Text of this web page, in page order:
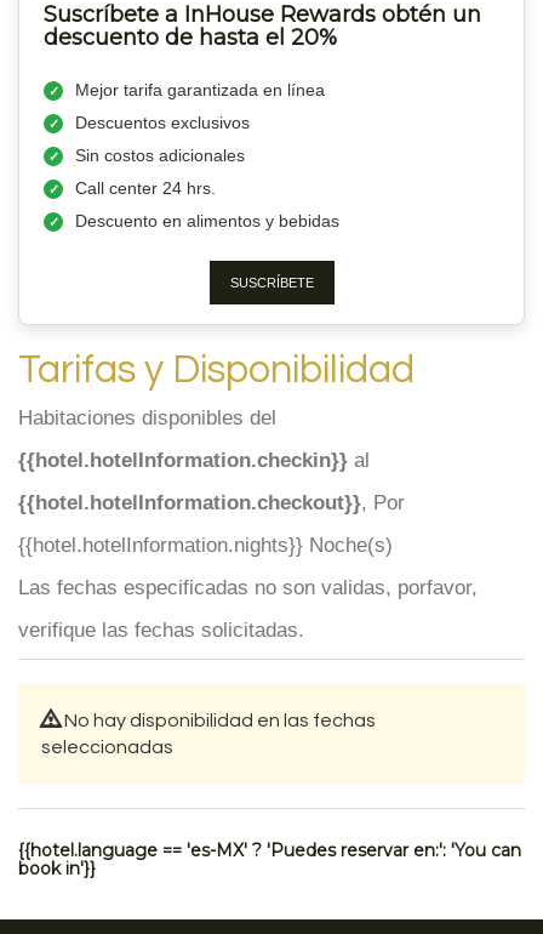
Suscríbete a InHouse Rewards obtén un
descuento de hasta el 20%
Mejor tarifa garantizada en línea
Descuentos exclusivos
Sin costos adicionales
Call center 24 hrs.
Descuento en alimentos y bebidas
SUSCRÍBETE
Tarifas y Disponibilidad
Habitaciones disponibles del
{{hotel.hotelInformation.checkin}} al
{{hotel.hotelInformation.checkout}}, Por
{{hotel.hotelInformation.nights}} Noche(s)
Las fechas especificadas no son validas, porfavor,
verifique las fechas solicitadas.
No hay disponibilidad en las fechas
seleccionadas
{{hotel.language == 'es-MX' ? 'Puedes reservar en:': 'You can
book in'}}